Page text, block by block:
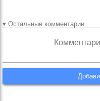
▾ Остальные комментарии